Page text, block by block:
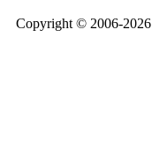
Copyright © 2006-2026